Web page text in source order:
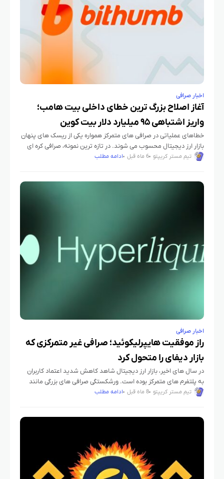
اخبار صرافی
آغاز اصلاح بزرگ ترین خطای داخلی بیت هامب؛
واریز اشتباهی ۹۵ میلیارد دلار بیت کوین
خطاهای عملیاتی در صرافی های متمرکز همواره یکی از ریسک های پنهان
بازار ارز دیجیتال محسوب می شوند. در تازه ترین نمونه، صرافی کره ای
بیت هامب با یک اشتباه
تیم مستر کریپتو 6 ماه قبل ادامه مطلب
اخبار صرافی
راز موفقیت هایپرلیکوئید؛ صرافی غیر متمرکزی که
بازار دیفای را متحول کرد
در سال های اخیر، بازار ارز دیجیتال شاهد کاهش شدید اعتماد کاربران
به پلتفرم های متمرکز بوده است. ورشکستگی صرافی های بزرگی مانند
FTX نشان داد که نگه داری دارایی تیم مستر کریپتو 8 ماه قبل ادامه مطلب